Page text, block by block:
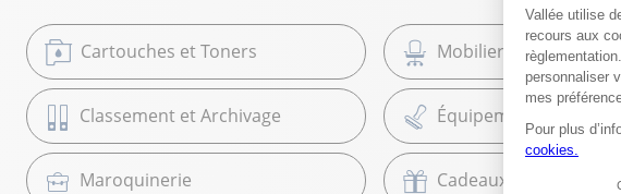
Cartouches et Toners Mobilier de bureau
Classement et Archivage Équipement et
Maroquinerie Cadeaux